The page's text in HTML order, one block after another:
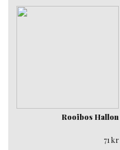
Rooibos Hallon
71 kr